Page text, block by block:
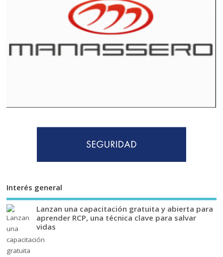
Interés general
Lanzan una capacitación gratuita y abierta para
aprender RCP, una técnica clave para salvar
vidas